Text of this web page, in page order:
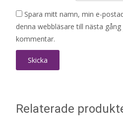
Spara mitt namn, min e-
denna webbläsare till nästa
kommentar.
Relaterade